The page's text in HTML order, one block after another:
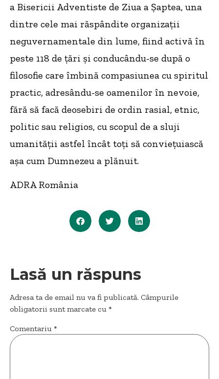
a Bisericii Adventiste de Ziua a Șaptea, una
dintre cele mai răspândite organizații
neguvernamentale din lume, fiind activă în
peste 118 de țări și conducându-se după o
filosofie care îmbină compasiunea cu spiritul
practic, adresându-se oamenilor în nevoie,
fără să facă deosebiri de ordin rasial, etnic,
politic sau religios, cu scopul de a sluji
umanității astfel încât toți să conviețuiască
așa cum Dumnezeu a plănuit.
ADRA România
Lasă un răspuns
Adresa ta de email nu va fi publicată. Câmpurile
obligatorii sunt marcate cu *
Comentariu *